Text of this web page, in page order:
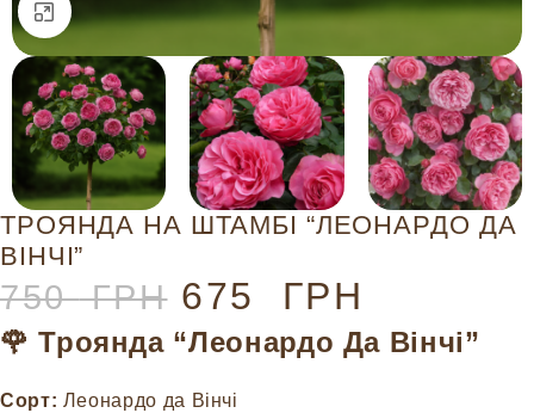
Натисніть, щоб збільшити
ТРОЯНДА НА ШТАМБІ “ЛЕОНАРДО ДА
ВІНЧІ”
750ГРН 675 ГРН
🌹 Троянда “Леонардо Да Вінчі”
Сорт: Леонардо да Вінчі